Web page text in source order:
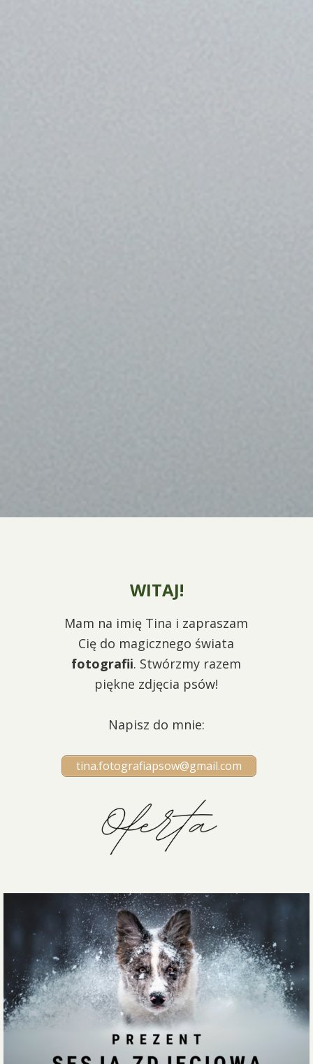
WITAJ!
Mam na imię Tina i zapraszam
Cię do magicznego świata
fotografii. Stwórzmy razem
piękne zdjęcia psów!
Napisz do mnie:
tina.fotografiapsow@gmail.com